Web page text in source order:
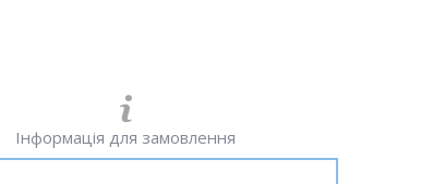
Інформація для замовлення